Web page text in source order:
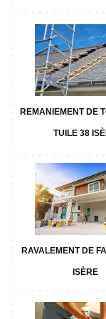
REMANIEMENT DE
TUILE 38
RAVALEMENT DE
ISÈRE